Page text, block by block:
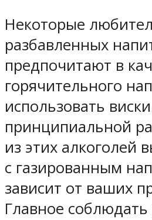
Некоторые
разбавленных
предпочитают в
горячительного
использовать
принципиальной
из этих алкоголей
с газированным
зависит от ваших
Главное